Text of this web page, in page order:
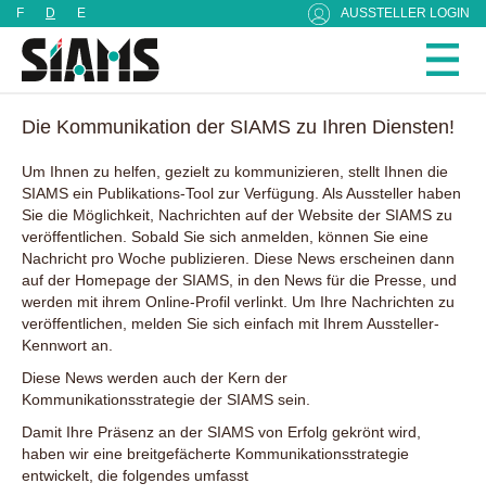
F D E AUSSTELLER LOGIN
Die Kommunikation der SIAMS zu Ihren Diensten!
Um Ihnen zu helfen, gezielt zu kommunizieren, stellt Ihnen die
SIAMS ein Publikations-Tool zur Verfügung. Als Aussteller haben
Sie die Möglichkeit, Nachrichten auf der Website der SIAMS zu
veröffentlichen. Sobald Sie sich anmelden, können Sie eine
Nachricht pro Woche publizieren. Diese News erscheinen dann
auf der Homepage der SIAMS, in den News für die Presse, und
werden mit ihrem Online-Profil verlinkt. Um Ihre Nachrichten zu
veröffentlichen, melden Sie sich einfach mit Ihrem Aussteller-
Kennwort an.
Diese News werden auch der Kern der
Kommunikationsstrategie der SIAMS sein.
Damit Ihre Präsenz an der SIAMS von Erfolg gekrönt wird,
haben wir eine breitgefächerte Kommunikationsstrategie
entwickelt, die folgendes umfasst
Cookie-Einstellungen